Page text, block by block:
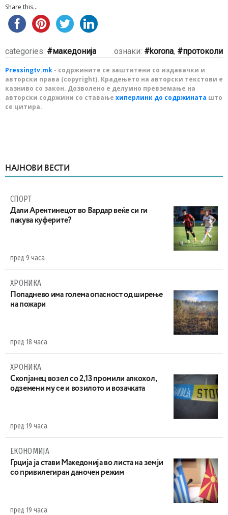
Share this...
categories: македонија ознаки: korona, протоколи
Pressingtv.mk - содржините се заштитени со издавачки и
авторски права (copyright). Крадењето на авторски текстови е
казниво со закон. Дозволено е делумно превземање на
авторски содржини со ставање хиперлинк до содржината што
се цитира.
НАЈНОВИ ВЕСТИ
СПОРТ
Дали Арентинецот во Вардар веќе си ги
пакува куферите?
пред 9 часа
ХРОНИКА
Попаднево има голема опасност од ширење
на пожари
пред 18 часа
ХРОНИКА
Скопјанец возел со 2,13 промили алкохол,
одземени му се и возилото и возачката
пред 19 часа
ЕКОНОМИЈА
Грција ја стави Македонија во листа на земји
со привилегиран даночен режим
пред 19 часа